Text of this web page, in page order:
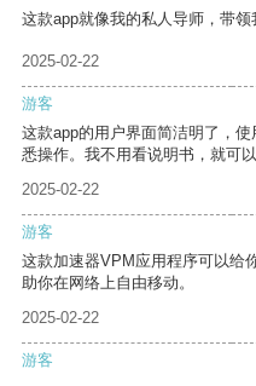
这款app就像我的私人导师，带领
2025-02-22
游客
这款app的用户界面简洁明了，
悉操作。我不用看说明书，就可
2025-02-22
游客
这款加速器VPM应用程序可以给
助你在网络上自由移动。
2025-02-22
游客